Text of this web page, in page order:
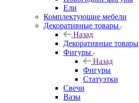
Ели
Комплектующие мебели
Декоративные товары
Назад
Декоративные товары
Фигуры
Назад
Фигуры
Статуэтки
Свечи
Вазы